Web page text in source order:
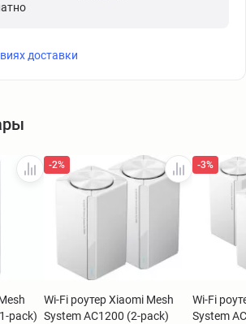
доставки
pack)
-2%
Wi-Fi роутер Xiaomi Mesh
System AC1200 (2-pack)
-3%
Wi-Fi
System